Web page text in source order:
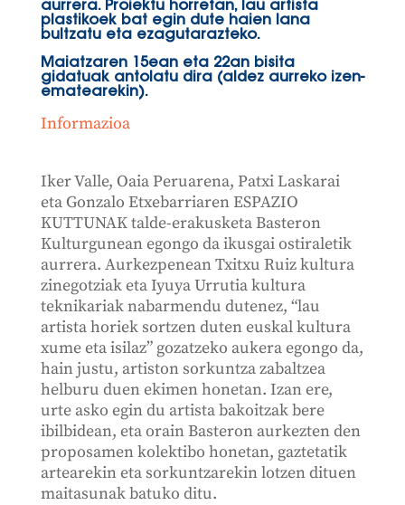
aurrera. Proiektu horretan, lau artista
plastikoek bat egin dute haien lana
bultzatu eta ezagutarazteko.
Maiatzaren 15ean eta 22an bisita
gidatuak antolatu dira (aldez aurreko izen-
ematearekin).
Informazioa
Iker Valle, Oaia Peruarena, Patxi Laskarai
eta Gonzalo Etxebarriaren ESPAZIO
KUTTUNAK talde-erakusketa Basteron
Kulturgunean egongo da ikusgai ostiraletik
aurrera. Aurkezpenean Txitxu Ruiz kultura
zinegotziak eta Iyuya Urrutia kultura
teknikariak nabarmendu dutenez, “lau
artista horiek sortzen duten euskal kultura
xume eta isilaz” gozatzeko aukera egongo da,
hain justu, artiston sorkuntza zabaltzea
helburu duen ekimen honetan. Izan ere,
urte asko egin du artista bakoitzak bere
ibilbidean, eta orain Basteron aurkezten den
proposamen kolektibo honetan, gaztetatik
artearekin eta sorkuntzarekin lotzen dituen
maitasunak batuko ditu.